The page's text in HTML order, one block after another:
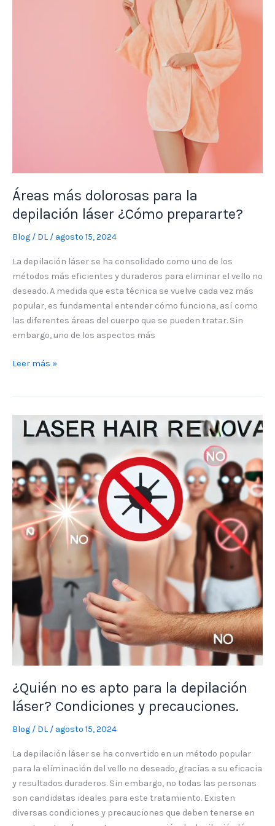
Áreas más dolorosas para la
depilación láser ¿Cómo prepararte?
Blog / DL / agosto 15, 2024
La depilación láser se ha consolidado como uno de los
métodos más eficientes y duraderos para eliminar el vello no
deseado. A medida que esta técnica se vuelve cada vez más
popular, es fundamental entender cómo funciona, así como
las diferentes áreas del cuerpo que se pueden tratar. Sin
embargo, uno de los aspectos más
Leer más »
¿Quién no es apto para la depilación
láser? Condiciones y precauciones.
Blog / DL / agosto 15, 2024
La depilación láser se ha convertido en un método popular
para la eliminación del vello no deseado, gracias a su eficacia
y resultados duraderos. Sin embargo, no todas las personas
son candidatas ideales para este tratamiento. Existen
diversas condiciones y precauciones que deben tenerse en
¿Quién
apto
para
la
depilación
láser?
Condiciones
y
precauciones.